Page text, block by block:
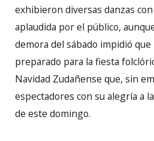
exhibieron diversas danzas
aplaudida por el público,
demora del sábado impidió
preparado para la fiesta
Navidad Zudañense que, sin
espectadores con su alegría a
de este domingo.